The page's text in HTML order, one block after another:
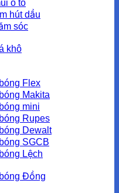
ô tô
hút dầu
sóc
khô
Flex
Makita
mini
Rupes
Dewalt
SGCB
Lệch
Đồng